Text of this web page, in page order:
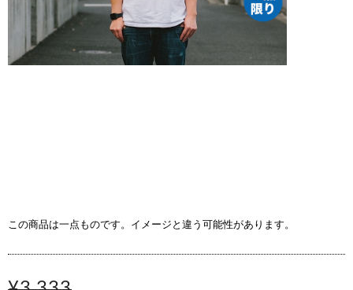
この商品は一点ものです。イメージと違う可能性があります。